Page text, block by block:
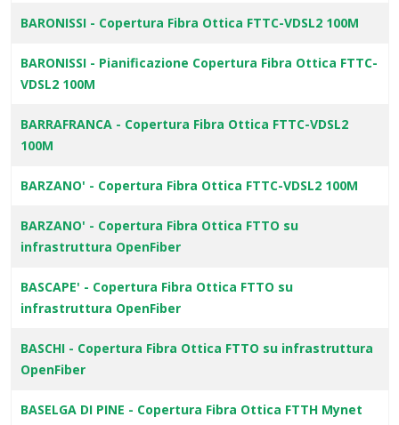
BARONISSI - Copertura Fibra Ottica FTTC-VDSL2 100M
BARONISSI - Pianificazione Copertura Fibra Ottica FTTC-
VDSL2 100M
BARRAFRANCA - Copertura Fibra Ottica FTTC-VDSL2
100M
BARZANO' - Copertura Fibra Ottica FTTC-VDSL2 100M
BARZANO' - Copertura Fibra Ottica FTTO su
infrastruttura OpenFiber
BASCAPE' - Copertura Fibra Ottica FTTO su
infrastruttura OpenFiber
BASCHI - Copertura Fibra Ottica FTTO su infrastruttura
OpenFiber
BASELGA DI PINE - Copertura Fibra Ottica FTTH Mynet